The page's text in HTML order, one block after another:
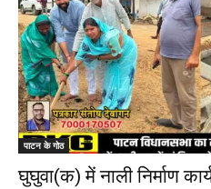
पाटन के गोठ
घुघुवा(क) में नाली निर्माण